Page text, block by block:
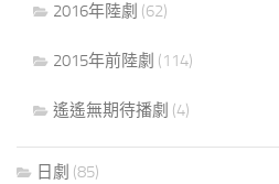
2016年陸劇 (62)
2015年前陸劇 (114)
遙遙無期待播劇 (4)
日劇 (85)